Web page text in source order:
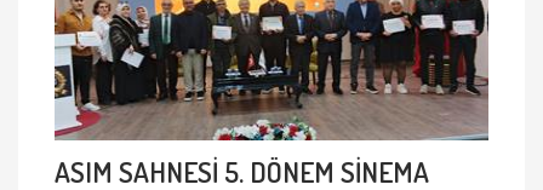
ASIM SAHNESİ 5. DÖNEM SİNEMA